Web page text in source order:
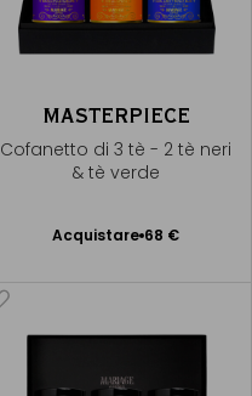
MASTERPIECE
Cofanetto di 3 tè - 2 tè neri
& tè verde
Acquistare 68 €
Aggiungere